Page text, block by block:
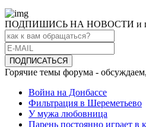
ПОДПИШИСЬ НА НОВОСТИ и
Горячие темы форума -
Война на Донбассе
Фильтрация в Шереметьево
У мужа любовница
Парень постоянно играет